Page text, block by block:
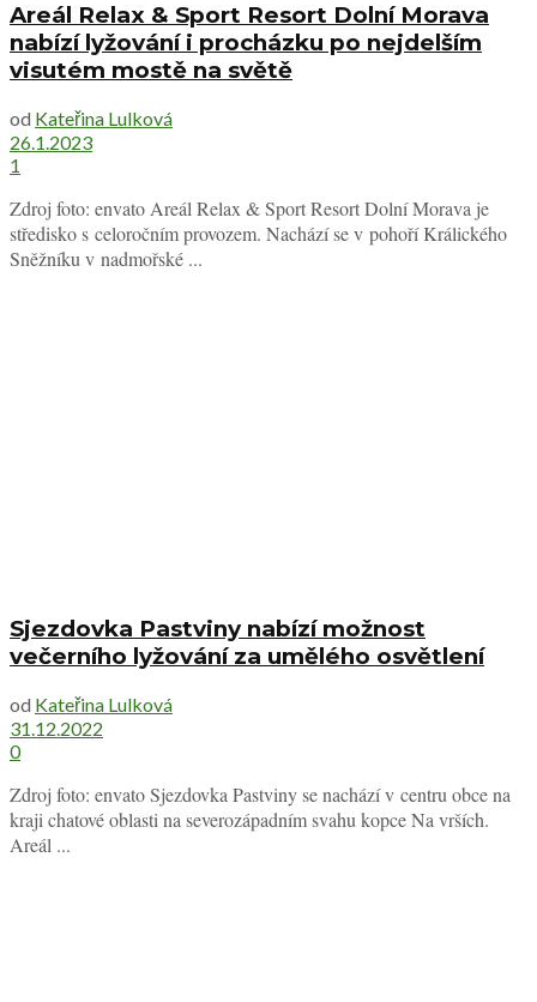
Areál Relax & Sport Resort Dolní Morava
nabízí lyžování i procházku po nejdelším
visutém mostě na světě
od Kateřina Lulková
26.1.2023
1
Zdroj foto: envato Areál Relax & Sport Resort Dolní Morava je
středisko s celoročním provozem. Nachází se v pohoří Králického
Sněžníku v nadmořské ...
Sjezdovka Pastviny nabízí možnost
večerního lyžování za umělého osvětlení
od Kateřina Lulková
31.12.2022
0
Zdroj foto: envato Sjezdovka Pastviny se nachází v centru obce na
kraji chatové oblasti na severozápadním svahu kopce Na vrších.
Areál ...